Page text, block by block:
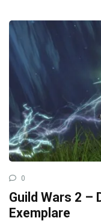
0
Guild Wars 2 –
Exemplare